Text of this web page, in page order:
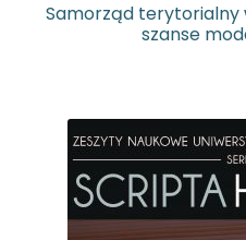
Samorząd terytorialny
szanse